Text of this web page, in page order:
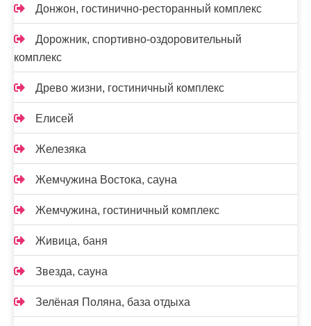
Донжон, гостинично-ресторанный комплекс
Дорожник, спортивно-оздоровительный
комплекс
Древо жизни, гостиничный комплекс
Елисей
Железяка
Жемчужина Востока, сауна
Жемчужина, гостиничный комплекс
Живица, баня
Звезда, сауна
Зелёная Поляна, база отдыха